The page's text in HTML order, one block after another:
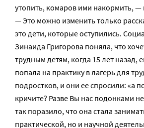
утопить, комаров ими накормить, —
— Это можно изменить только
это дети, которые оступились.
Зинаида Григорова поняла, что
трудным детям, когда 15 лет назад,
попала на практику в лагерь для
подростков, и они ее спросили: «а
кричите? Разве Вы нас подонками не
так поразило, что она стала
практической, но и научной